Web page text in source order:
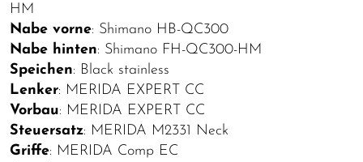
HM
Nabe vorne: Shimano HB-QC300
Nabe hinten: Shimano FH-QC300-HM
Speichen: Black stainless
Lenker: MERIDA EXPERT CC
Vorbau: MERIDA EXPERT CC
Steuersatz: MERIDA M2331 Neck
Griffe: MERIDA Comp EC